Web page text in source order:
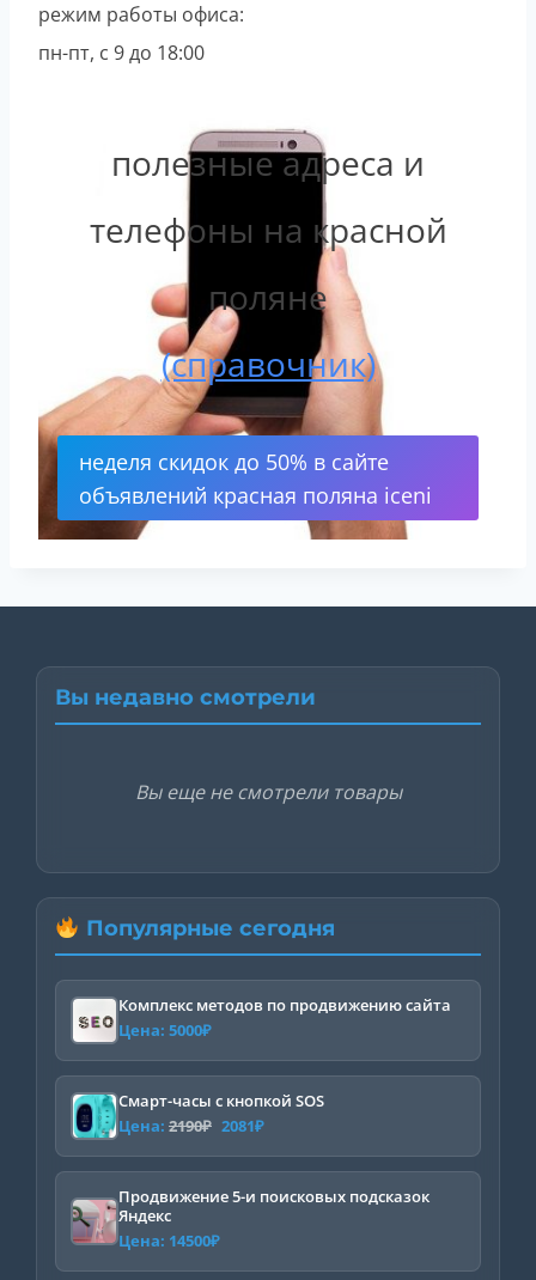
режим работы офиса:
пн-пт, с 9 до 18:00
полезные адреса и
телефоны на красной
поляне
(cправочник)
неделя скидок до 50% в сайте
объявлений красная поляна iceni
Вы недавно смотрели
Вы еще не смотрели товары
Популярные сегодня
Комплекс методов по продвижению сайта
Цена: 5000₽
Смарт-часы с кнопкой SOS
Цена: 2190₽ Первоначальная
цена
составляла
2081₽Текущая
цена:
Продвижение 5-и поисковых подсказок
Яндекс
Цена: 14500₽